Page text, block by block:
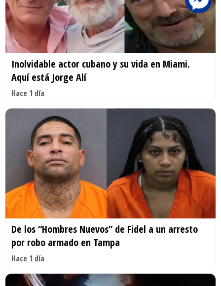
Inolvidable actor cubano y su vida en Miami.
Aquí está Jorge Alí
Hace 1 día
De los “Hombres Nuevos” de Fidel a un arresto
por robo armado en Tampa
Hace 1 día